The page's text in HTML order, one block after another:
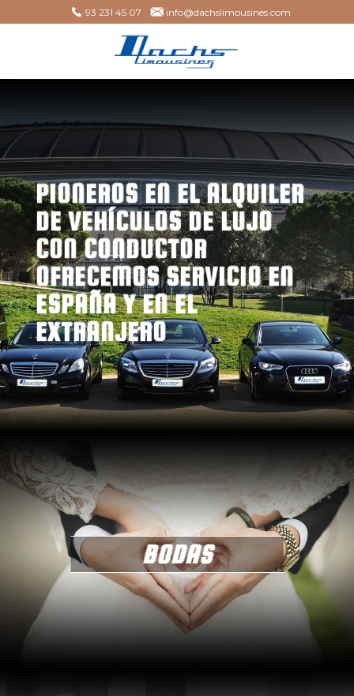
93 231 45 07 info@dachslimousines.com
PIONEROS EN EL ALQUILER
DE VEHÍCULOS DE LUJO
CON CONDUCTOR
OFRECEMOS SERVICIO EN
ESPAÑA Y EN EL
EXTRANJERO
BODAS